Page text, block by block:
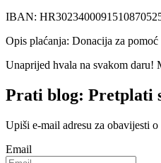
IBAN:
Opis plaćanja: Donacija za pomoć
Unaprijed hvala na svakom daru!
Prati blog: Pretplati
Upiši e-mail adresu za obavijesti
Email